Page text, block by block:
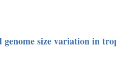
genome size variation in